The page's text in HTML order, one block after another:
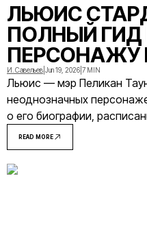
ЛЬЮИС
ПОЛНЫЙ ГИД
ПЕРСОНАЖУ
И. Савельев Jun 19, 2026 7 MIN
Льюис — мэр Пеликан
неоднозначных
о его биографии,
тайном романе с Марни.
READ MORE